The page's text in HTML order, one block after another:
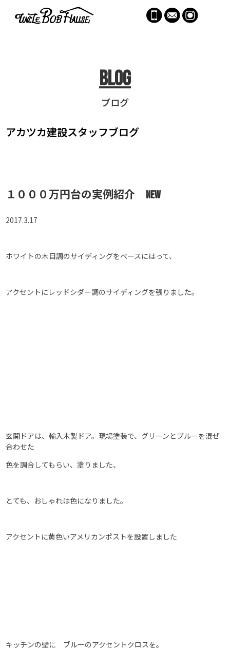
Blog
ブログ
アカツカ建設スタッフブログ
１０００万円台の実例紹介 NEW
2017.3.17
ホワイトの木目調のサイディングをベースにはって、
アクセントにレッドシダー調のサイディングを張りました。
玄関ドアは、輸入木製ドア。現場塗装で、グリーンとブルーを混ぜ
合わせた
色を調合してもらい、塗りました、
とても、おしゃれは色になりました。
アクセントに黄色いアメリカンポストを設置しました
キッチンの壁に ブルーのアクセントクロスを。